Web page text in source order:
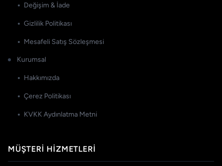
Değişim & İade
Gizlilik Politikası
Mesafeli Satış Sözleşmesi
Kurumsal
Hakkımızda
Çerez Politikası
KVKK Aydınlatma Metni
MÜŞTERI HIZMETLERI